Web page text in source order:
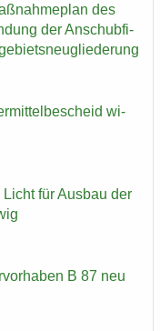
des
der An­schub­fi­
wi­
für Aus­bau der
B 87 neu